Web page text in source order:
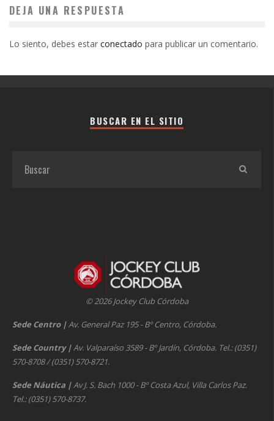
DEJA UNA RESPUESTA
Lo siento, debes estar conectado para publicar un comentario.
BUSCAR EN EL SITIO
© 2026 Jockey Club Córdoba
Sede Centro |Av. General Paz 195 - Bº Centro, Córdoba.
Sede Country |Av. Valparaíso 3589 - Bº Jardín, Córdoba. Tel.: (0351)
570-8708 / (0351) 570-8721.
Sede Náutica |Av J. S. Bach 1000 - Bº Costa Azul, Villa Carlos Paz.
Tel.: (0351) 570-8737.